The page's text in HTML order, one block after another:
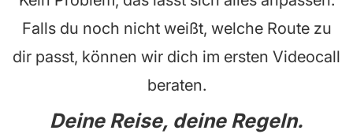
Falls du noch nicht weißt, welche Route zu
dir passt, können wir dich im ersten Videocall
beraten.
Deine Reise, deine Regeln.